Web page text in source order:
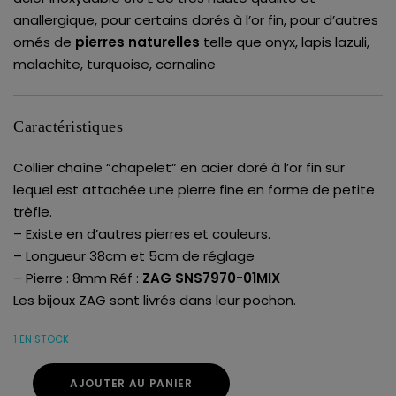
anallergique, pour certains dorés à l’or fin, pour d’autres
ornés de pierres naturelles telle que onyx, lapis lazuli,
malachite, turquoise, cornaline
Caractéristiques
Collier chaîne “chapelet” en acier doré à l’or fin sur
lequel est attachée une pierre fine en forme de petite
trèfle.
– Existe en d’autres pierres et couleurs.
– Longueur 38cm et 5cm de réglage
– Pierre : 8mm Réf : ZAG SNS7970-01MIX
Les bijoux ZAG sont livrés dans leur pochon.
1 EN STOCK
AJOUTER AU PANIER